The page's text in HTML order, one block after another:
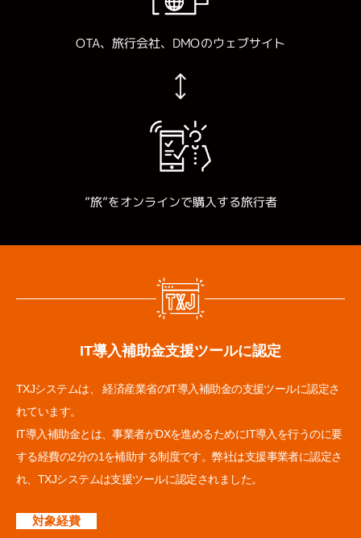
OTA、旅行会社、DMOのウェブサイト
”旅”をオンラインで購入する旅行者
IT導入補助金支援ツールに認定
TXJシステムは、 経済産業省のIT導入補助金の支援ツールに認定さ
れています。
IT導入補助金とは、事業者がDXを進めるためにIT導入を行うのに要
する経費の2分の1を補助する制度です。弊社は支援事業者に認定さ
れ、TXJシステムは支援ツールに認定されました。
対象経費